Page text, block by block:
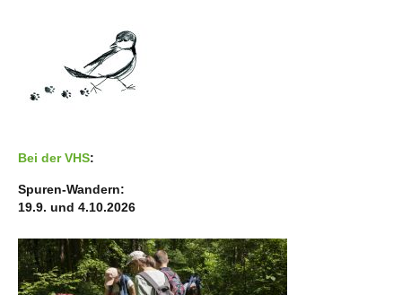
Bei der VHS:
Spuren-Wandern:
19.9. und 4.10.2026